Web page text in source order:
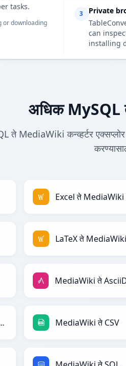
tasks.
or downloading
3
Private
can
installing
अधिक MySQL
ते MediaWiki कन्व्हर्टर
Excel ते MediaWiki
LaTeX ते MediaWiki
BBCode MediaWiki ते CSV